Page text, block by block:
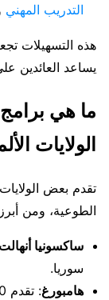
التدريب المهني
هذه التسهيلات
يساعد العائدين
ما هي
الولايات
تقدم بعض الولايات
الطوعية، ومن
ساكسونيا أنهالت
سوريا.
هامبورغ